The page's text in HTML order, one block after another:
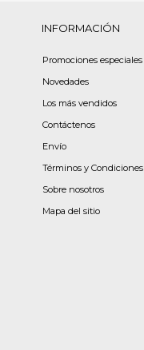
INFORMACIÓN
Promociones especiales
Novedades
Los más vendidos
Contáctenos
Envío
Términos y Condiciones
Sobre nosotros
Mapa del sitio